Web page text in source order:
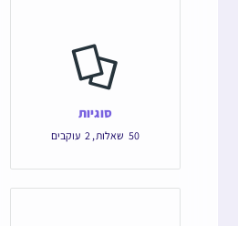
סוגיות
50 שאלות,
2 עוקבים